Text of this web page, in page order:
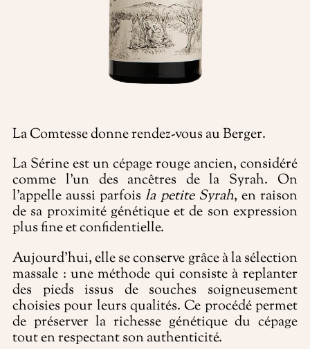
La Comtesse donne rendez-vous au Berger.
La Sérine est un cépage rouge ancien, considéré
comme l’un des ancêtres de la Syrah. On
l’appelle aussi parfoisla petite Syrah, en raison
de sa proximité génétique et de son expression
plus fine et confidentielle.
Aujourd’hui, elle se conserve grâce à la sélection
massale : une méthode qui consiste à replanter
des pieds issus de souches soigneusement
choisies pour leurs qualités. Ce procédé permet
de préserver la richesse génétique du cépage
tout en respectant son authenticité.